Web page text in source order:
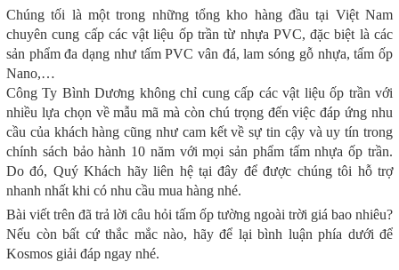
Chúng tối là một trong những tổng kho hàng đầu tại Việt Nam
chuyên cung cấp các vật liệu ốp trần từ nhựa PVC, đặc biệt là các
sản phẩm đa dạng như tấm PVC vân đá, lam sóng gỗ nhựa, tấm ốp
Nano,…
Công Ty Bình Dương không chỉ cung cấp các vật liệu ốp trần với
nhiều lựa chọn về mẫu mã mà còn chú trọng đến việc đáp ứng nhu
cầu của khách hàng cũng như cam kết về sự tin cậy và uy tín trong
chính sách bảo hành 10 năm với mọi sản phẩm tấm nhựa ốp trần.
Do đó, Quý Khách hãy liên hệ tại đây để được chúng tôi hỗ trợ
nhanh nhất khi có nhu cầu mua hàng nhé.
Bài viết trên đã trả lời câu hỏi tấm ốp tường ngoài trời giá bao nhiêu?
Nếu còn bất cứ thắc mắc nào, hãy để lại bình luận phía dưới để
Kosmos giải đáp ngay nhé.